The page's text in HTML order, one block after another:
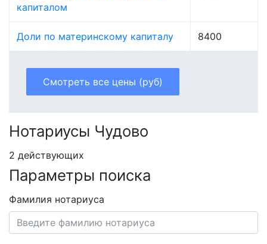
капиталом
Доли по материнскому капиталу 8400
Смотреть все цены (руб)
Нотариусы Чудово
2 действующих
Параметры поиска
Фамилия нотариуса